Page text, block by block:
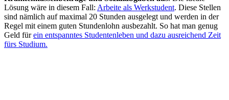
Lösung wäre in diesem Fall: Arbeite als Werkstudent. Diese Stellen
sind nämlich auf maximal 20 Stunden ausgelegt und werden in der
Regel mit einem guten Stundenlohn ausbezahlt. So hat man genug
Geld fürein entspanntes Studentenleben und dazu ausreichend Zeit
fürs Studium.